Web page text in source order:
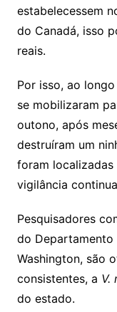
estabelecessem
do Canadá, isso
reais.
Por isso, ao
se mobilizaram
outono, após
destruíram um
foram localizadas
vigilância
Pesquisadores
do
Washington, são
consistentes, a V.
do estado.